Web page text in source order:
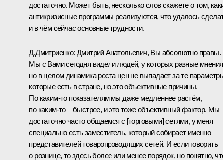
достаточно. Может быть, несколько слов скажете о том,
антикризисные программы реализуются, что удалось
и в чём сейчас основные трудности.
Д.Дмитриенко:Дмитрий Анатольевич, Вы абсолютно правы.
Мы с Вами сегодня видели людей, у которых разные
но в целом динамика роста цен не выпадает за те
которые есть в стране, но это объективные причины.
По каким‑то показателям мы даже медленнее растём,
по каким‑то – быстрее, и это тоже объективный фактор. Мы
достаточно часто общаемся с [торговыми] сетями, у меня
специально есть заместитель, который собирает именно
представителей товаропроводящих сетей. И если говорить
о рознице, то здесь более или менее порядок, но понятно,